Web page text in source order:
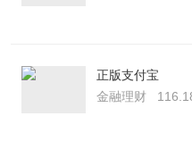
正版支付宝
金融理财